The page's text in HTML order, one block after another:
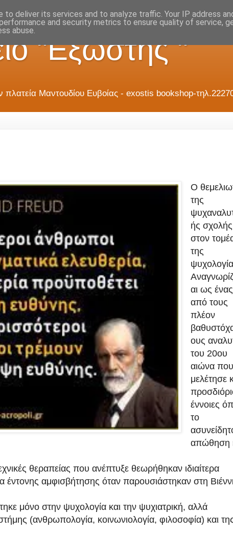
"Εξώστης "
πλατεία Μαντουδίου Ευβοίας - exostis bookshop-
Ο
της
ής σχολής
στον
της
αι ως ένας
από τους
πλέον
ους
του 20ου
αιώνα που
μελέτησε
έννοιες
το
απώθηση
θεραπείας που ανέπτυξε θεωρήθηκαν ιδιαίτερα
έντονης αμφισβήτησης όταν παρουσιάστηκαν στη
μόνο στην ψυχολογία και την ψυχιατρική, αλλά
(ανθρωπολογία, κοινωνιολογία, φιλοσοφία) και
to deliver its services and to analyze traffic. Your IP address
and security metrics to ensure quality of service,
abuse.